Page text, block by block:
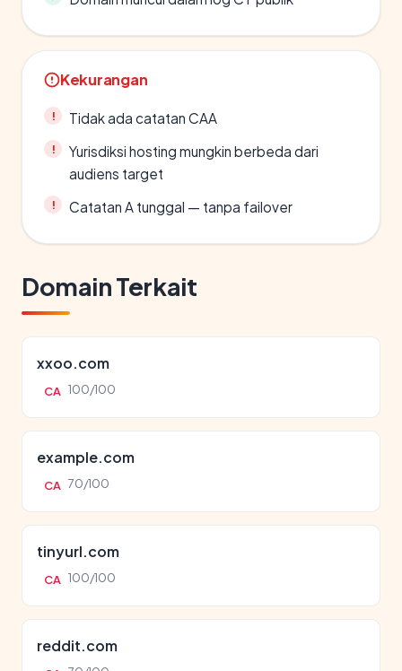
Kekurangan
Tidak ada catatan CAA
Yurisdiksi hosting mungkin berbeda dari
audiens target
Catatan A tunggal — tanpa failover
Domain Terkait
xxoo.com
CA 100/100
example.com
CA 70/100
tinyurl.com
CA 100/100
reddit.com